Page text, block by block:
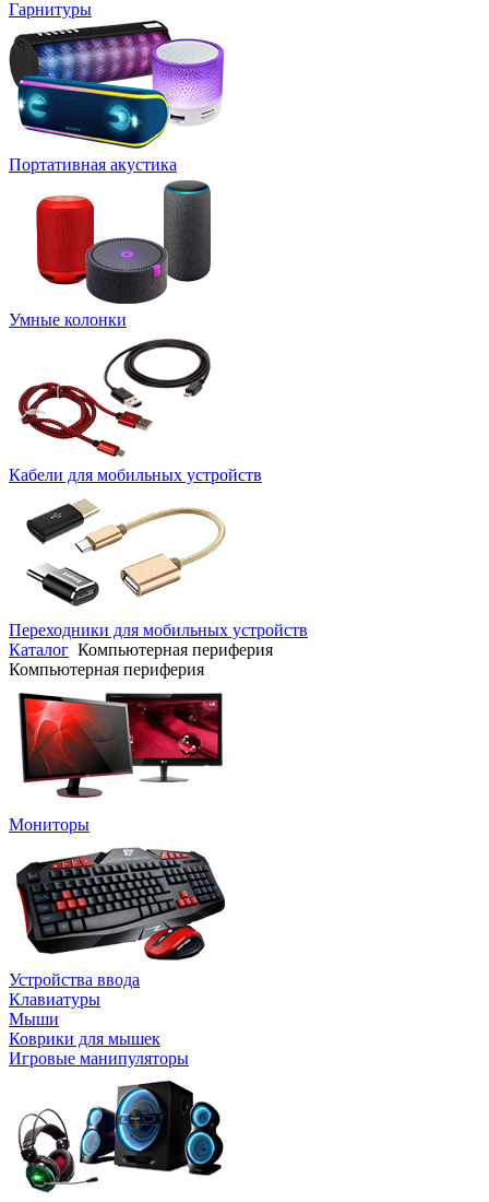
Гарнитуры
Портативная акустика
Умные колонки
Кабели для мобильных устройств
Переходники для мобильных устройств
Каталог Компьютерная периферия
Компьютерная периферия
Мониторы
Устройства ввода
Клавиатуры
Мыши
Коврики для мышек
Игровые манипуляторы